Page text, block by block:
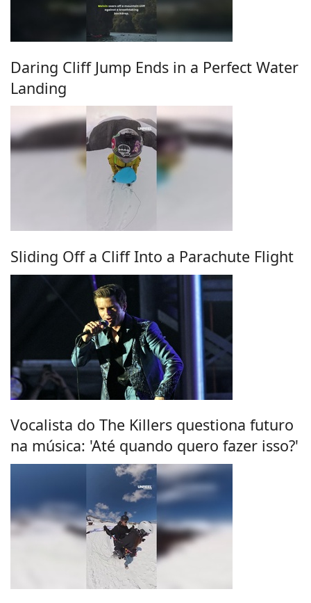
Daring Cliff Jump Ends in a Perfect Water
Landing
Sliding Off a Cliff Into a Parachute Flight
Vocalista do The Killers questiona futuro
na música: 'Até quando quero fazer isso?'